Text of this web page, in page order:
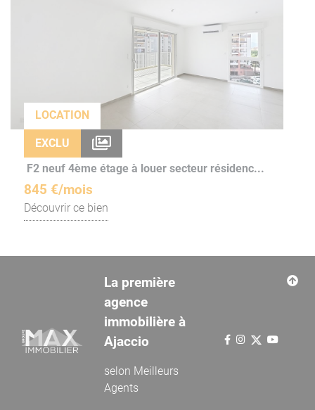
LOCATION
EXCLU
F2 neuf 4ème étage à louer secteur résidenc...
845 €/mois
Découvrir ce bien
La première
agence
immobilière à
Ajaccio
selon Meilleurs
Agents